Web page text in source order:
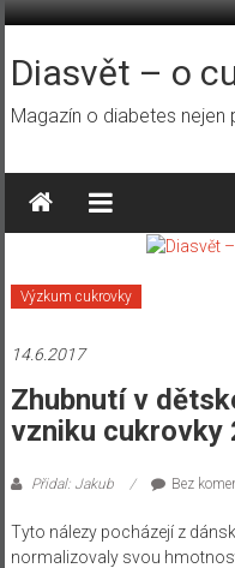
Přeskočit
obsah
Diasvět – o
Magazín o diabetes nejen
Výzkum cukrovky
14.6.2017
Zhubnutí v
vzniku cukrovky
Přidal: Jakub Bez
Tyto nálezy pocházejí z
normalizovaly svou